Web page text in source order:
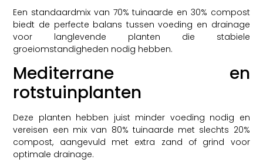
Een standaardmix van 70% tuinaarde en 30% compost
biedt de perfecte balans tussen voeding en drainage
voor langlevende planten die stabiele
groeiomstandigheden nodig hebben.
Mediterrane en
rotstuinplanten
Deze planten hebben juist minder voeding nodig en
vereisen een mix van 80% tuinaarde met slechts 20%
compost, aangevuld met extra zand of grind voor
optimale drainage.